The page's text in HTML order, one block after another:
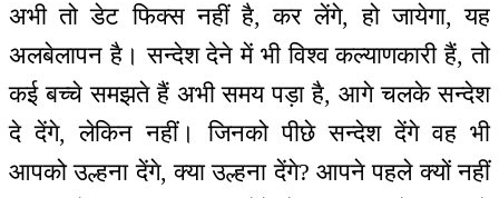
अभी तो डेट फिक्स नहीं है, कर लेंगे, हो जायेगा, यह
अलबेलापन है। सन्देश देने में भी विश्व कल्याणकारी हैं, तो
कई बच्चे समझते हैं अभी समय पड़ा है, आगे चलके सन्देश
दे देंगे, लेकिन नहीं। जिनको पीछे सन्देश देंगे वह भी
आपको उल्हना देंगे, क्या उल्हना देंगे? आपने पहले क्यों नहीं